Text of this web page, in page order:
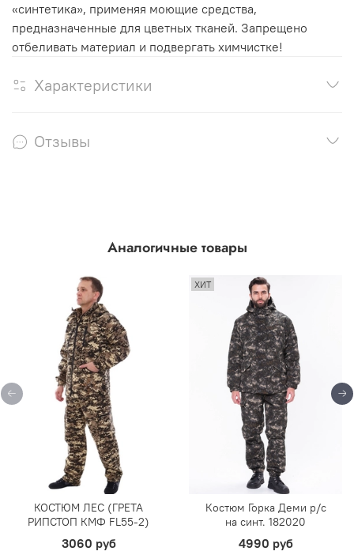
«синтетика», применяя моющие средства,
предназначенные для цветных тканей. Запрещено
отбеливать материал и подвергать химчистке!
Характеристики
Отзывы
Аналогичные товары
КОСТЮМ ЛЕС (ГРЕТА
РИПСТОП КМФ FL55-2)
3060 руб
ХИТ
Костюм Горка Деми р/c
на синт. 182020
4990 руб